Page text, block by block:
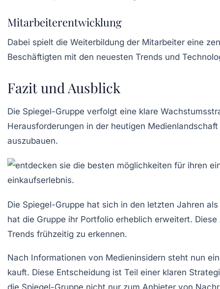
Mitarbeiterentwicklung
Dabei spielt die Weiterbildung der Mitarbeiter eine
Beschäftigten mit den neuesten Trends und
Fazit und Ausblick
Die Spiegel-Gruppe verfolgt eine klare
Herausforderungen in der heutigen
auszubauen.
Die Spiegel-Gruppe hat sich in den letzten Jahren
hat die Gruppe ihr Portfolio erheblich erweitert.
Trends frühzeitig zu erkennen.
Nach Informationen von Medieninsidern steht nun
kauft. Diese Entscheidung ist Teil einer klaren
die Spiegel-Gruppe nicht nur zum Anbieter von